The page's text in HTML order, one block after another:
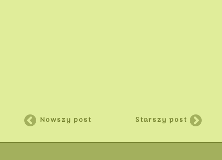
Nowszy post Starszy post